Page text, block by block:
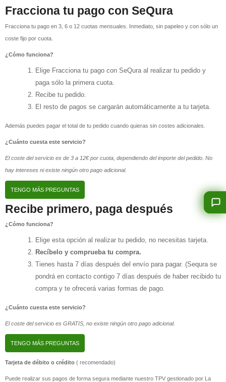
Fracciona tu pago con SeQura
Fracciona tu pago en 3, 6 o 12 cuotas mensuales. Inmediato, sin papeleo y con sólo un
coste fijo por cuota.
¿Cómo funciona?
Elige Fracciona tu pago con SeQura al realizar tu pedido y
paga sólo la primera cuota.
Recibe tu pedido.
El resto de pagos se cargarán automáticamente a tu tarjeta.
Además puedes pagar el total de tu pedido cuando quieras sin costes adicionales.
¿Cuánto cuesta este servicio?
El coste del servicio es de 3 a 12€ por cuota, dependiendo del importe del pedido. No
hay intereses ni existe ningún otro pago adicional.
TENGO MÁS PREGUNTAS
Recibe primero, paga después
¿Cómo funciona?
Elige esta opción al realizar tu pedido, no necesitas tarjeta.
Recíbelo y comprueba tu compra.
Tienes hasta 7 días después del envío para pagar. (Sequra se
pondrá en contacto contigo 7 días después de haber recibido tu
compra y te ofrecerá varias formas de pago.
¿Cuánto cuesta este servicio?
El coste del servicio es GRATIS, no existe ningún otro pago adicional.
TENGO MÁS PREGUNTAS
Tarjeta de débito o crédito ( recomendado)
Puede realizar sus pagos de forma segura mediante nuestro TPV gestionado por La